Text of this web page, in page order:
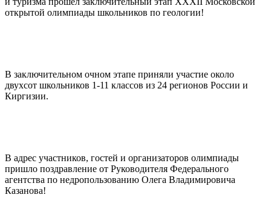
открытой олимпиады школьников по геологии!
В заключительном очном этапе приняли участие около
двухсот школьников 1-11 классов из 24 регионов России и
Киргизии.
В адрес участников, гостей и организаторов олимпиады
пришло поздравление от Руководителя Федерального
агентства по недропользованию Олега Владимировича
Казанова!